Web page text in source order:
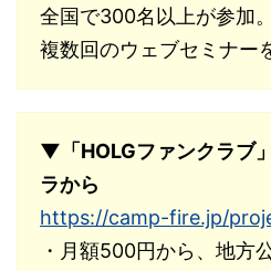
全国で300名以上が参加
複数回のウェブセミナー
▼「HOLGファンクラブ
ラから
https://camp-fire.jp/
・月額500円から、地方